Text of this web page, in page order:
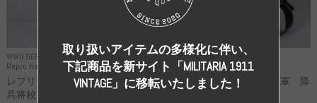
WWII GERMANY
Repro Hat and Cap SS and WSS
レプリカ 武装親衛隊 WSS 歩
兵将校 クラッシュキャップ ...
WWII GERMANY
Repro Hat and Cap Luftwaffe
高品質レプリカ ドイツ空軍 降
取り扱いアイテムの多様化に伴い、
下記商品を新サイト「MILITARIA 1911
VINTAGE」に移転いたしました！